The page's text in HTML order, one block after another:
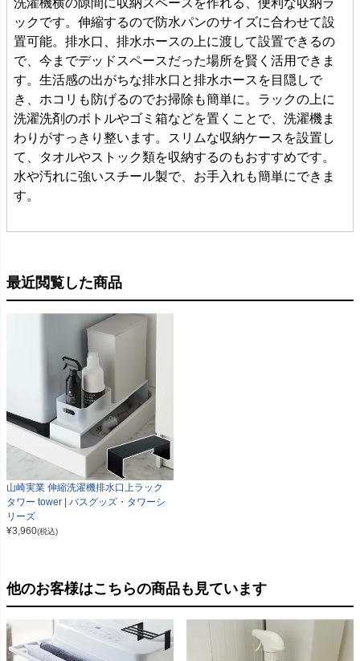
ックです。伸縮するので防水パンのサイズに合わせて設
置可能。排水口、排水ホースの上に渡して設置できるの
で、今までデッドスペースだった場所を賢く活用できま
す。生活感の出がちな排水口と排水ホースを目隠しで
き、ホコリも防げるのでお掃除も簡単に。ラックの上に
洗濯洗剤のボトルやゴミ箱などを置くことで、洗濯機ま
わりがすっきり整います。スリムな収納ケースを設置し
て、タオルやストック類を収納するのもおすすめです。
水や汚れに強いスチール製で、お手入れも簡単にできま
す。
最近閲覧した商品
山崎実業 伸縮洗濯機排水口上ラック
タワー tower | バスグッズ・タワーシ
リーズ
¥3,960(税込)
他のお客様はこちらの商品も見ています